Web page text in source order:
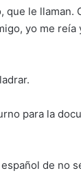
que le
yo me
para la
de no